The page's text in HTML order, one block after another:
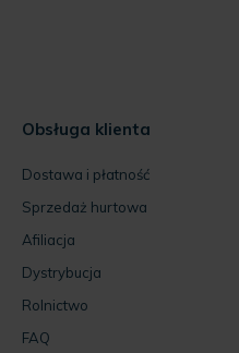
Obsługa klienta
Dostawa i płatność
Sprzedaż hurtowa
Afiliacja
Dystrybucja
Rolnictwo
FAQ